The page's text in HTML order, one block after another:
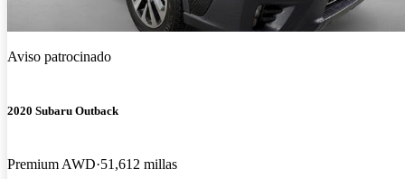
Aviso patrocinado
2020 Subaru Outback
Premium AWD 51,612 millas